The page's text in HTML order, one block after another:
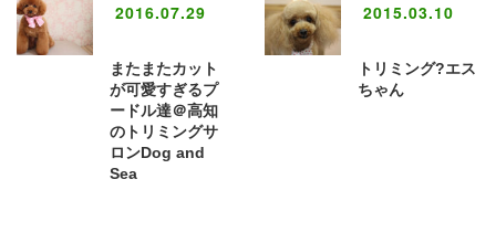
2016.07.29
またまたカット
が可愛すぎるプ
ードル達＠高知
のトリミングサ
ロンDog and
Sea
2015.03.10
トリミング?エス
ちゃん